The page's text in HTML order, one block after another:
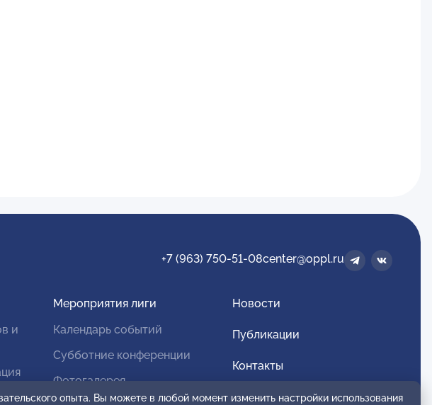
+7 (963) 750-51-08center@oppl.ru
и
Мероприятия лиги
Календарь событий
Субботние конференции
Фотогалерея
Новости
Публикации
Контакты
Для спонсоров и партнеров
опыта. Вы можете в любой момент изменить настройки использования